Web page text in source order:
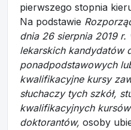
pierwszego stopnia
Na podstawie
dnia 26 sierpnia 2019 r.
lekarskich kandydatów
ponadpodstawowych
kwalifikacyjne kursy
słuchaczy tych szkół,
kwalifikacyjnych
doktorantów, osoby